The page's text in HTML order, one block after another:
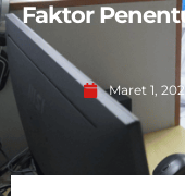
Faktor
Maret 1,